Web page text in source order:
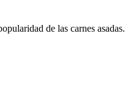
de las carnes asadas.